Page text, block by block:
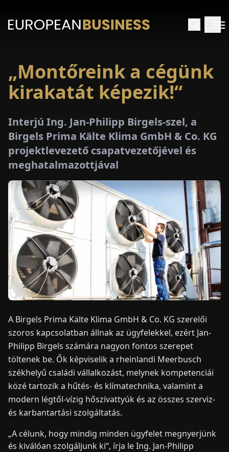
PAPÍR
HÍREK
ENDEFR ESITNL PLHU
KAPCSOLAT
„Montőreink a cégünk
kirakatát képezik!“
Interjú Ing. Jan-Philipp Birgels-szel, a
Birgels Prima Kälte Klima GmbH & Co. KG
projektlevezető csapatvezetőjével és
meghatalmazottjával
A Birgels Prima Kälte Klima GmbH & Co. KG szerelői
szoros kapcsolatban állnak az ügyfelekkel, ezért Jan-
Philipp Birgels számára nagyon fontos szerepet
töltenek be. Ők képviselik a rheinlandi Meerbusch
székhelyű családi vállalkozást, melynek kompetenciái
közé tartozik a hűtés- és klímatechnika, valamint a
modern légtől-vízig hőszivattyúk és az összes szerviz-
és karbantartási szolgáltatás.
„A célunk, hogy mindig minden ügyfelet megnyerjünk
és kiválóan szolgáljunk ki“, írja le Ing. Jan-Philipp